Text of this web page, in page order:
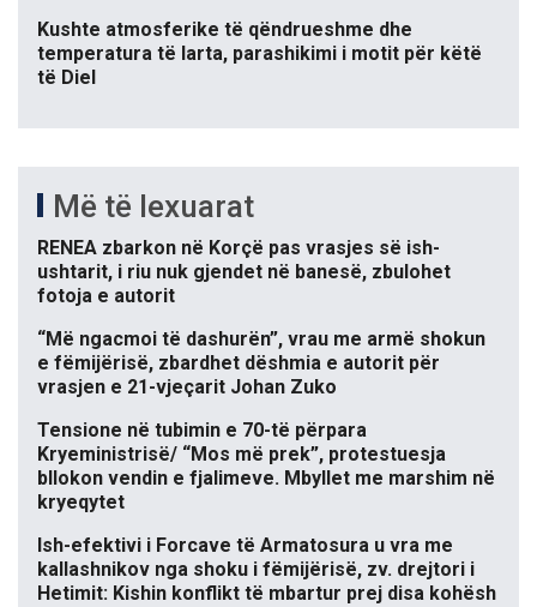
Kushte atmosferike të qëndrueshme dhe
temperatura të larta, parashikimi i motit për këtë
të Diel
Më të lexuarat
RENEA zbarkon në Korçë pas vrasjes së ish-
ushtarit, i riu nuk gjendet në banesë, zbulohet
fotoja e autorit
“Më ngacmoi të dashurën”, vrau me armë shokun
e fëmijërisë, zbardhet dëshmia e autorit për
vrasjen e 21-vjeçarit Johan Zuko
Tensione në tubimin e 70-të përpara
Kryeministrisë/ “Mos më prek”, protestuesja
bllokon vendin e fjalimeve. Mbyllet me marshim në
kryeqytet
Ish-efektivi i Forcave të Armatosura u vra me
kallashnikov nga shoku i fëmijërisë, zv. drejtori i
Hetimit: Kishin konflikt të mbartur prej disa kohësh